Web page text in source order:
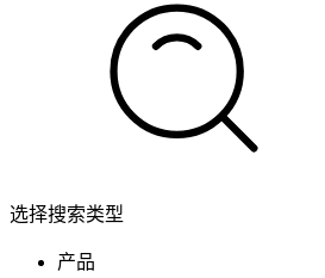
选择搜索类型
产品